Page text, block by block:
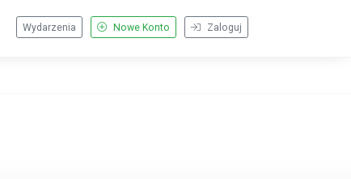
Zaloguj
Nowe Konto
Wydarzenia